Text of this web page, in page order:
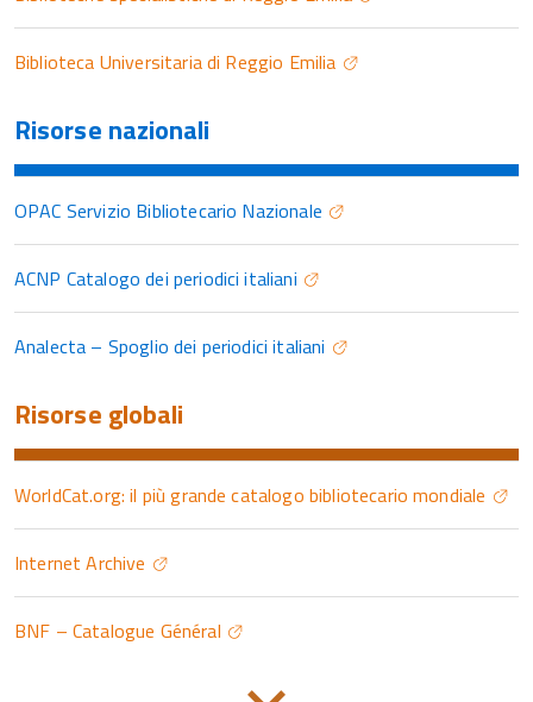
Biblioteca Universitaria di Reggio Emilia
Risorse nazionali
OPAC Servizio Bibliotecario Nazionale
ACNP Catalogo dei periodici italiani
Analecta – Spoglio dei periodici italiani
Risorse globali
WorldCat.org: il più grande catalogo bibliotecario mondiale
Internet Archive
BNF – Catalogue Général